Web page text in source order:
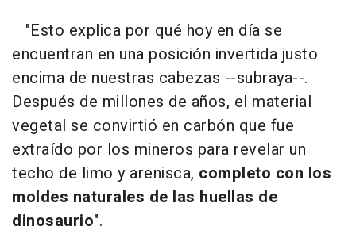
"Esto explica por qué hoy en día se
encuentran en una posición invertida justo
encima de nuestras cabezas --subraya--.
Después de millones de años, el material
vegetal se convirtió en carbón que fue
extraído por los mineros para revelar un
techo de limo y arenisca, completo con los
moldes naturales de las huellas de
dinosaurio".